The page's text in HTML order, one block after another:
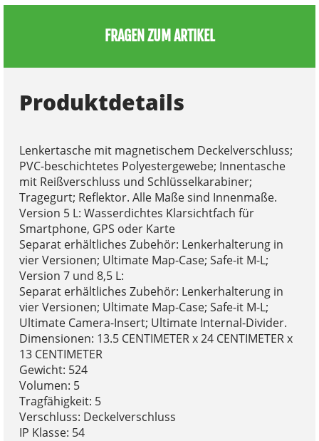
FRAGEN ZUM ARTIKEL
Produktdetails
Lenkertasche mit magnetischem Deckelverschluss;
PVC-beschichtetes Polyestergewebe; Innentasche
mit Reißverschluss und Schlüsselkarabiner;
Tragegurt; Reflektor. Alle Maße sind Innenmaße.
Version 5 L: Wasserdichtes Klarsichtfach für
Smartphone, GPS oder Karte
Separat erhältliches Zubehör: Lenkerhalterung in
vier Versionen; Ultimate Map-Case; Safe-it M-L;
Version 7 und 8,5 L:
Separat erhältliches Zubehör: Lenkerhalterung in
vier Versionen; Ultimate Map-Case; Safe-it M-L;
Ultimate Camera-Insert; Ultimate Internal-Divider.
Dimensionen: 13.5 CENTIMETER x 24 CENTIMETER x
13 CENTIMETER
Gewicht: 524
Volumen: 5
Tragfähigkeit: 5
Verschluss: Deckelverschluss
IP Klasse: 54